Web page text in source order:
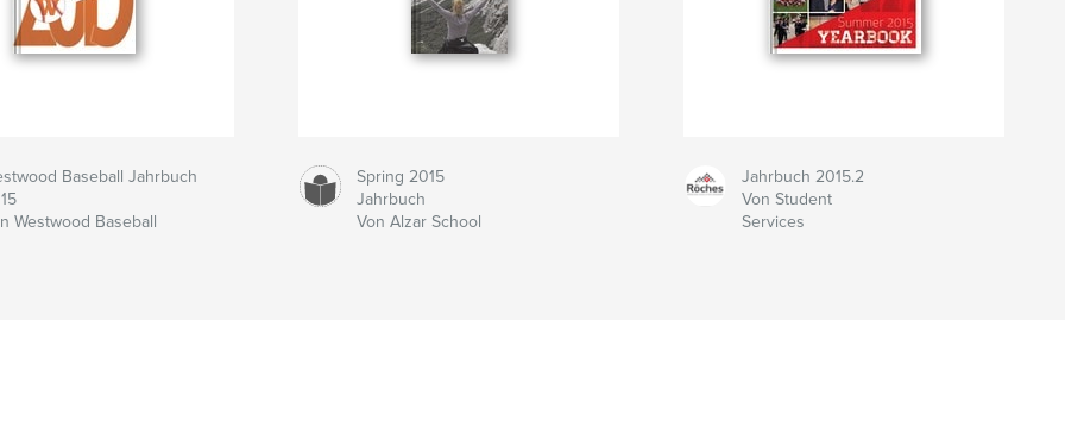
Baseball Jahrbuch
Westwood Baseball
Spring 2015
Jahrbuch
Von Alzar School
Jahrbuch 2015.2
Von Student
Services